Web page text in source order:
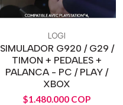
LOGI
SIMULADOR G920 / G29 /
TIMON + PEDALES +
PALANCA - PC / PLAY /
XBOX
$1.480.000 COP